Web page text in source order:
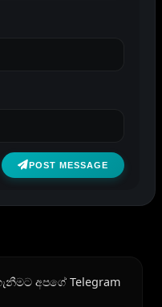
POST MESSAGE
අපගේ Telegram